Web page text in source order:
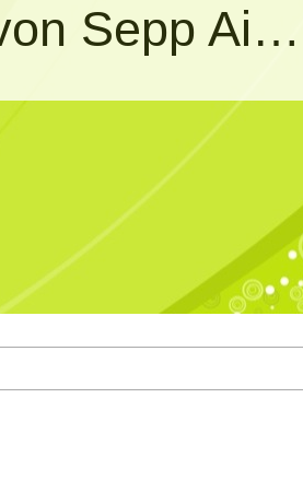
Kritische Massen - Ein Blog von Sepp Aigner